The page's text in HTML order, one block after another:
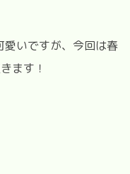
愛いですが、今回は春
ます！